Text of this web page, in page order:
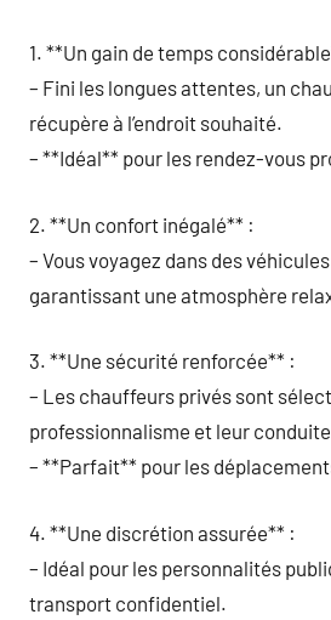
1. **Un gain de temps
– Fini les longues attentes, un
récupère à l’endroit souhaité.
– **Idéal** pour les rendez-vous
2. **Un confort inégalé** :
– Vous voyagez dans des
garantissant une atmosphère
3. **Une sécurité renforcée** :
– Les chauffeurs privés sont
professionnalisme et leur
– **Parfait** pour les
4. **Une discrétion assurée** :
– Idéal pour les personnalités
transport confidentiel.